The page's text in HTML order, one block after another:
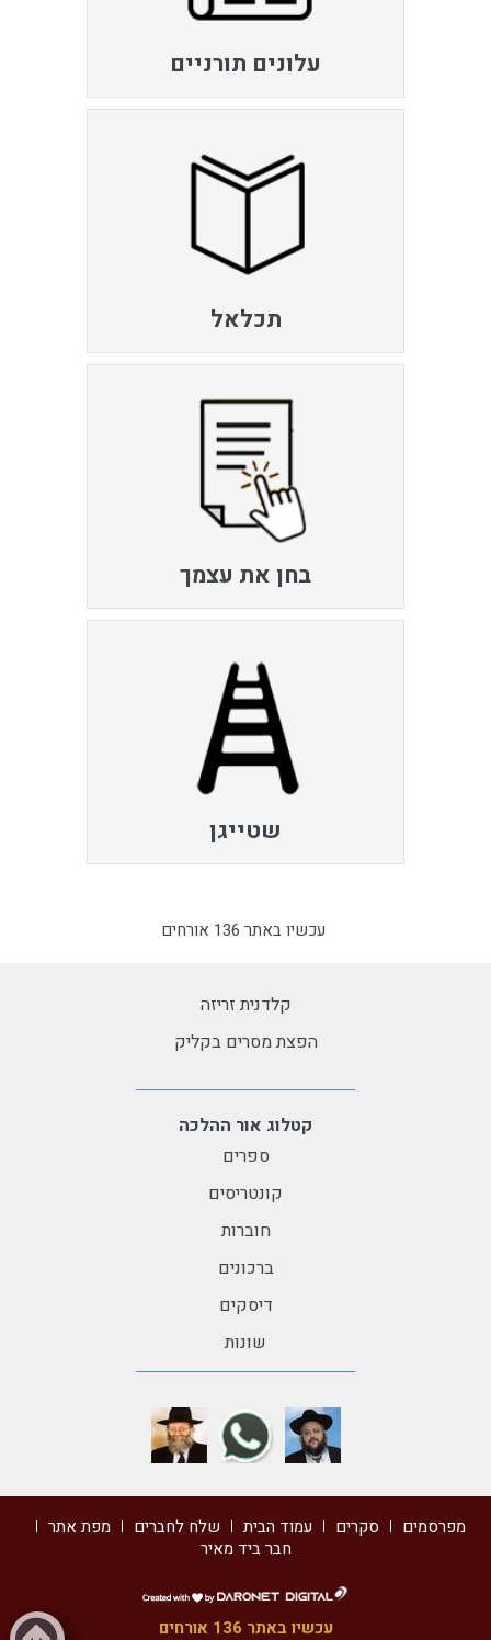
עלונים תורניים
תכלאל
בחן את עצמך
שטייגן
עכשיו באתר 136 אורחים
קלדנית זריזה
הפצת מסרים בקליק
קטלוג אור ההלכה
ספרים
קונטריסים
חוברות
ברכונים
דיסקים
שונות
מפרסמים סקרים עמוד הבית שלח לחברים
מפת אתר
חבר ביד מאיר
דרונט
דיגיטל עכשיו באתר 136 אורחים